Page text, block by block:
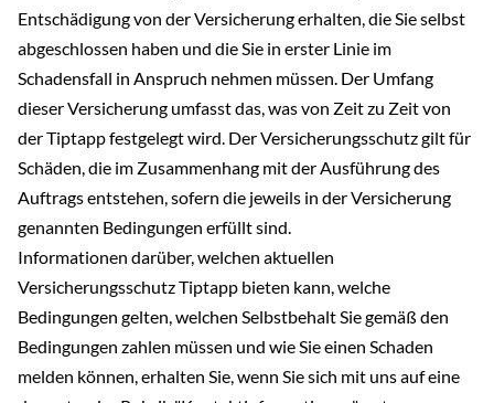
Entschädigung von der Versicherung erhalten, die Sie selbst
abgeschlossen haben und die Sie in erster Linie im
Schadensfall in Anspruch nehmen müssen. Der Umfang
dieser Versicherung umfasst das, was von Zeit zu Zeit von
der Tiptapp festgelegt wird. Der Versicherungsschutz gilt für
Schäden, die im Zusammenhang mit der Ausführung des
Auftrags entstehen, sofern die jeweils in der Versicherung
genannten Bedingungen erfüllt sind.
Informationen darüber, welchen aktuellen
Versicherungsschutz Tiptapp bieten kann, welche
Bedingungen gelten, welchen Selbstbehalt Sie gemäß den
Bedingungen zahlen müssen und wie Sie einen Schaden
melden können, erhalten Sie, wenn Sie sich mit uns auf eine